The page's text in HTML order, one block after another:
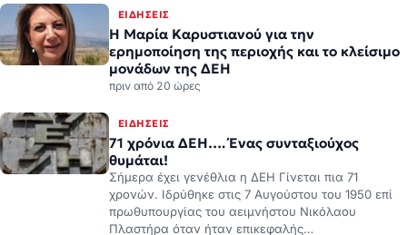
Η Μαρία Καρυστιανού για την
ερημοποίηση της περιοχής και το κλείσιμο
μονάδων της ΔΕΗ
πριν από 20 ώρες
71 χρόνια ΔΕΗ…. Ένας συνταξιούχος
θυμάται!
Σήμερα έχει γενέθλια η ΔΕΗ Γίνεται πια 71
χρονών. Ιδρύθηκε στις 7 Αυγούστου του 1950 επί
πρωθυπουργίας του αειμνήστου Νικόλαου
Πλαστήρα όταν ήταν επικεφαλής…
πριν από 23 ώρες